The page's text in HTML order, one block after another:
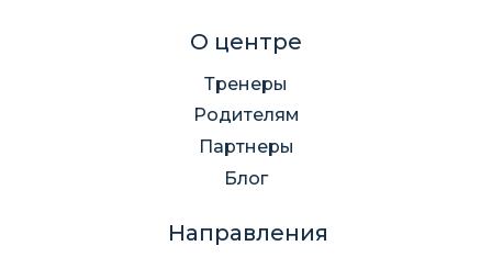
О центре
Направления
Тренеры
Родителям
Партнеры
Блог